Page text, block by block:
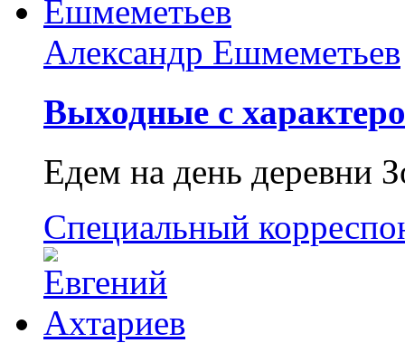
Александр Ешмеметьев
Выходные с
Едем на день деревни
Специальный